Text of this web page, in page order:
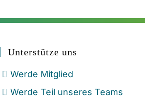
Unterstütze uns
Werde Mitglied
Werde Teil unseres Teams